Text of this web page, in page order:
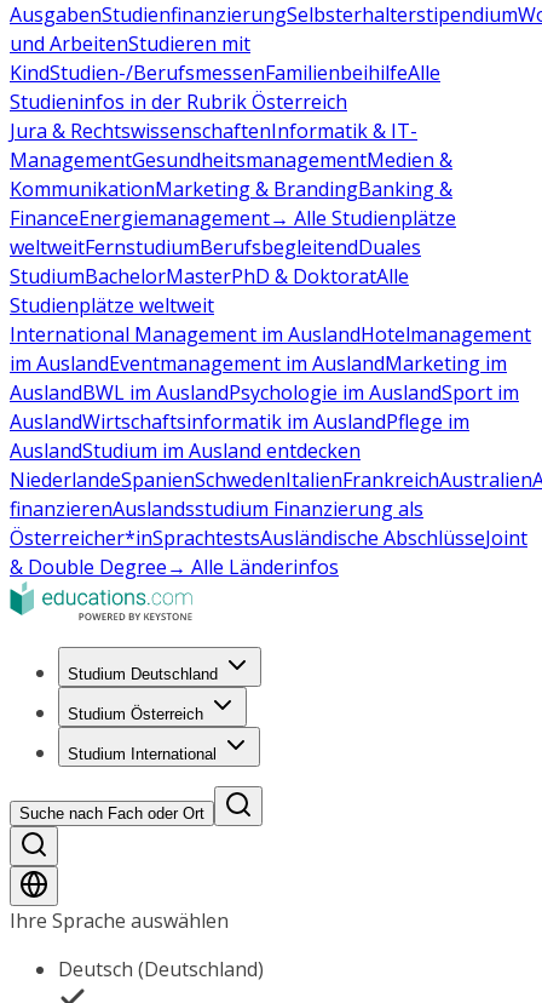
AusgabenStudienfinanzierungSelbsterhalterstipendium
und ArbeitenStudieren mit
KindStudien-/BerufsmessenFamilienbeihilfeAlle
Studieninfos in der Rubrik Österreich
Jura & RechtswissenschaftenInformatik & IT-
ManagementGesundheitsmanagementMedien &
KommunikationMarketing & BrandingBanking &
FinanceEnergiemanagement→ Alle Studienplätze
weltweitFernstudiumBerufsbegleitendDuales
StudiumBachelorMasterPhD & DoktoratAlle
Studienplätze weltweit
International Management im AuslandHotelmanagement
im AuslandEventmanagement im AuslandMarketing im
AuslandBWL im AuslandPsychologie im AuslandSport im
AuslandWirtschaftsinformatik im AuslandPflege im
AuslandStudium im Ausland entdecken
NiederlandeSpanienSchwedenItalienFrankreichAustralien
finanzierenAuslandsstudium Finanzierung als
Österreicher*inSprachtestsAusländische AbschlüsseJoint
& Double Degree→ Alle Länderinfos
Studium Deutschland
Studium Österreich
Studium International
Suche nach Fach oder Ort
Ihre Sprache auswählen
Deutsch (Deutschland)